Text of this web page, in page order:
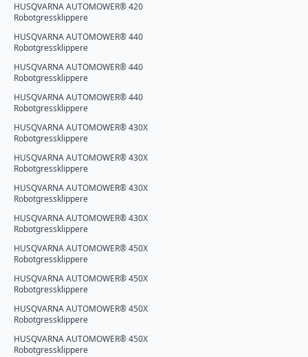
HUSQVARNA AUTOMOWER® 420
Robotgressklippere
HUSQVARNA AUTOMOWER® 440
Robotgressklippere
HUSQVARNA AUTOMOWER® 440
Robotgressklippere
HUSQVARNA AUTOMOWER® 440
Robotgressklippere
HUSQVARNA AUTOMOWER® 430X
Robotgressklippere
HUSQVARNA AUTOMOWER® 430X
Robotgressklippere
HUSQVARNA AUTOMOWER® 430X
Robotgressklippere
HUSQVARNA AUTOMOWER® 430X
Robotgressklippere
HUSQVARNA AUTOMOWER® 450X
Robotgressklippere
HUSQVARNA AUTOMOWER® 450X
Robotgressklippere
HUSQVARNA AUTOMOWER® 450X
Robotgressklippere
HUSQVARNA AUTOMOWER® 450X
Robotgressklippere